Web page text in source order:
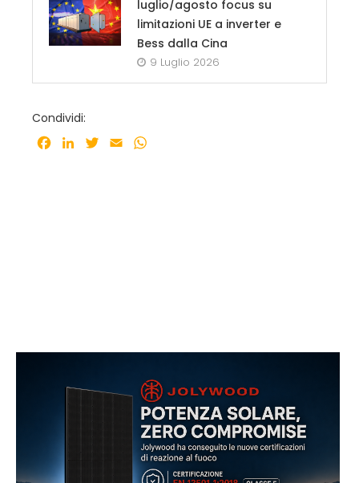
luglio/agosto focus su
limitazioni UE a inverter e
Bess dalla Cina
9 Luglio 2026
Condividi:
Facebook
LinkedInTwitter
Email